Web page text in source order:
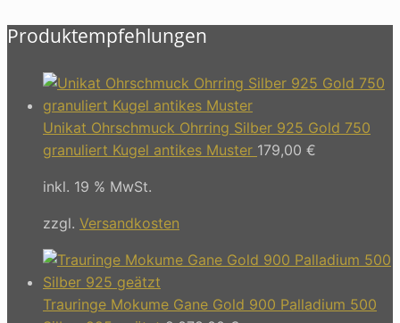
Produktempfehlungen
Unikat Ohrschmuck Ohrring Silber 925 Gold 750
granuliert Kugel antikes Muster 179,00 €
inkl. 19 % MwSt.
zzgl. Versandkosten
Trauringe Mokume Gane Gold 900 Palladium 500